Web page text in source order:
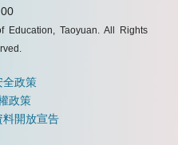
Education, Taoyuan. All Rights
全政策
政策
料開放宣告